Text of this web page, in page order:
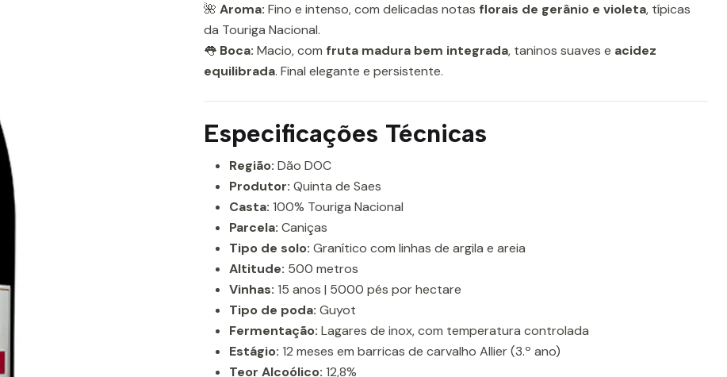
🌺 Aroma: Fino e intenso, com delicadas notas florais de gerânio e violeta, típicas
da Touriga Nacional.
👅 Boca: Macio, com fruta madura bem integrada, taninos suaves e acidez
equilibrada. Final elegante e persistente.
Especificações Técnicas
Região: Dão DOC
Produtor: Quinta de Saes
Casta: 100% Touriga Nacional
Parcela: Caniças
Tipo de solo: Granítico com linhas de argila e areia
Altitude: 500 metros
Vinhas: 15 anos | 5000 pés por hectare
Tipo de poda: Guyot
Fermentação: Lagares de inox, com temperatura controlada
Estágio: 12 meses em barricas de carvalho Allier (3.º ano)
Teor Alcoólico: 12,8%